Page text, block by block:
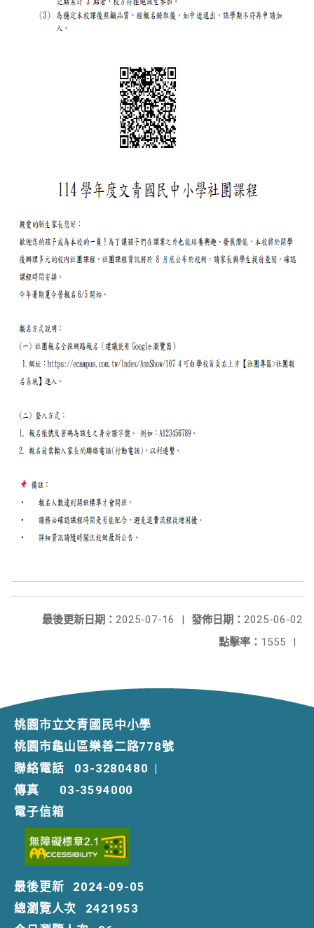
發佈日期： 2025-06-02
最後更新日期： 2025-07-16
|
點擊率： 1555 |
桃園市立文青國民中小學
桃園市龜山區樂善二路778號
聯絡電話
03-3280480 |
傳真
03-3594000
電子信箱
最後更新
2024-09-05
總瀏覽人次
2421953